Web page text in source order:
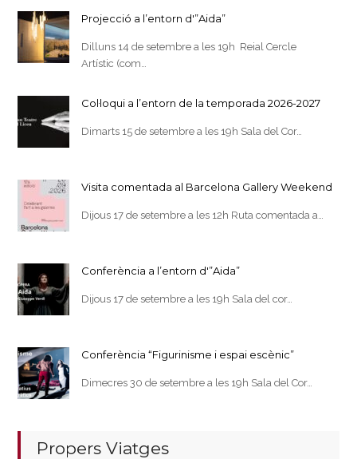
Projecció a l’entorn d'”Aida”
Dilluns 14 de setembre a les 19h Reial Cercle
Artístic (com…
Col·loqui a l’entorn de la temporada 2026-2027
Dimarts 15 de setembre a les 19h Sala del Cor…
Visita comentada al Barcelona Gallery Weekend
Dijous 17 de setembre a les 12h Ruta comentada a…
Conferència a l’entorn d'”Aida”
Dijous 17 de setembre a les 19h Sala del cor…
Conferència “Figurinisme i espai escènic”
Dimecres 30 de setembre a les 19h Sala del Cor…
Propers Viatges